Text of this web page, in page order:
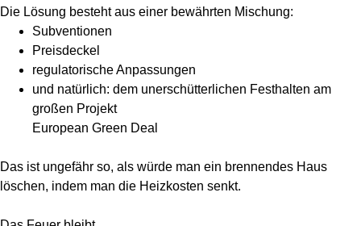
Die Lösung besteht aus einer bewährten Mischung:
Subventionen
Preisdeckel
regulatorische Anpassungen
und natürlich: dem unerschütterlichen Festhalten am
großen Projekt
European Green Deal
Das ist ungefähr so, als würde man ein brennendes Haus
löschen, indem man die Heizkosten senkt.